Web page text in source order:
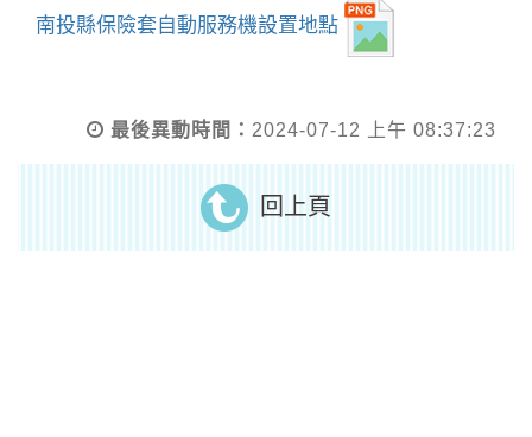
南投縣保險套自動服務機設置地點
最後異動時間： 2024-07-12 上午 08:37:23
回上頁